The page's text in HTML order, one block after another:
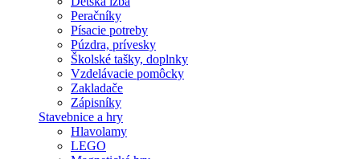
Peračníky
Písacie potreby
Púzdra, prívesky
Školské tašky, doplnky
Vzdelávacie pomôcky
Zakladače
Zápisníky
Stavebnice a hry
Hlavolamy
LEGO